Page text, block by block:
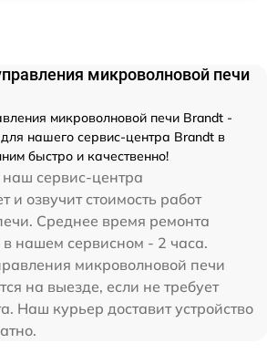
микроволновой печи
микроволновой печи Brandt -
нашего сервис-центра Brandt в
быстро и качественно!
сервис-центра
и озвучит стоимость работ
Среднее время ремонта
в нашем сервисном - 2 часа.
микроволновой печи
на выезде, если не требует
Наш курьер доставит устройство